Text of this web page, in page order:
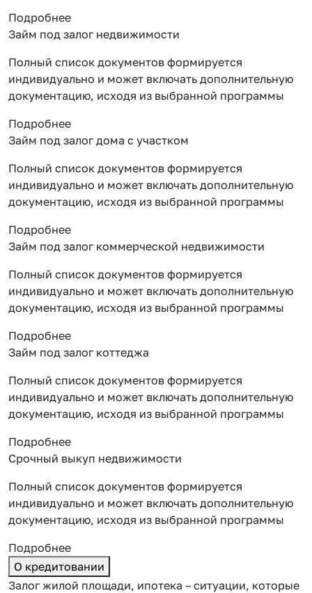
Подробнее
Займ под залог недвижимости
Полный список документов формируется
индивидуально и может включать дополнительную
документацию, исходя из выбранной программы
Подробнее
Займ под залог дома с участком
Полный список документов формируется
индивидуально и может включать дополнительную
документацию, исходя из выбранной программы
Подробнее
Займ под залог коммерческой недвижимости
Полный список документов формируется
индивидуально и может включать дополнительную
документацию, исходя из выбранной программы
Подробнее
Займ под залог коттеджа
Полный список документов формируется
индивидуально и может включать дополнительную
документацию, исходя из выбранной программы
Подробнее
Срочный выкуп недвижимости
Полный список документов формируется
индивидуально и может включать дополнительную
документацию, исходя из выбранной программы
Подробнее
О кредитовании
Залог жилой площади, ипотека – ситуации, которые